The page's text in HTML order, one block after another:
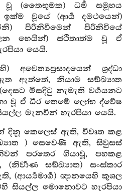
වූ (තෛභූමක) ධර්‍ම සමූහය
ඉක්ම වූයේ (ආර්‍ය දමථයෙන්)
පිරිනිවීමෙන් පිරිනිවියේ
හෙයින්) ස්ථිතාත්ම වූ ඒ
යෙයි.
අවෙත්‍යප්‍රසාදයෙන් ශ්‍රද්ධා
ඇත්තේ, නියාම සඞ්ඛ්‍යාත
මිසදිටු නැමැති වර්‍ගයනට
වූ ඒ ධීර තෙමේ ලෝභ ද්වේෂ
මැනවින් හැරපියා යෙයි.
දිනූ කෙලෙස් ඇති, විවෘත කළ
) සෙවෙණි ඇති, සිවුසස්
පරතෙර ගියාවූ, පහකළ
සඞ්ඛ්‍යාත) සංස්කාර
ඥානයෙහි කුශල
සියල්ල මොනොවට හැරපියා